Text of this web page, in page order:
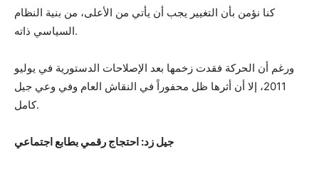
كنا نؤمن بأن التغيير يجب أن يأتي من الأعلى، من بنية النظام
السياسي ذاته.
ورغم أن الحركة فقدت زخمها بعد الإصلاحات الدستورية في يوليو
2011، إلا أن أثرها ظل محفوراً في النقاش العام وفي وعي جيل
كامل.
جيل زد: احتجاج رقمي بطابع اجتماعي